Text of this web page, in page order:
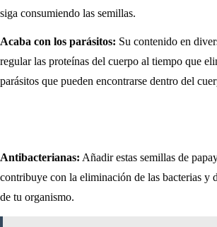
siga consumiendo las semillas.
Acaba con los parásitos: Su contenido en
regular las proteínas del cuerpo al tiempo que
parásitos que pueden encontrarse dentro del
Antibacterianas: Añadir estas semillas de
contribuye con la eliminación de las bacterias y
de tu organismo.